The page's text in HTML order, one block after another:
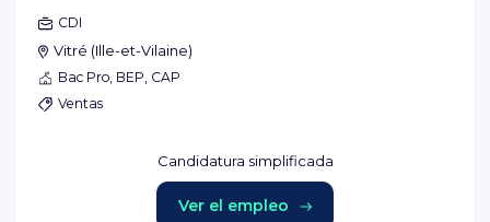
CDI
Vitré (Ille-et-Vilaine)
Bac Pro, BEP, CAP
Ventas
Candidatura simplificada
Ver el empleo